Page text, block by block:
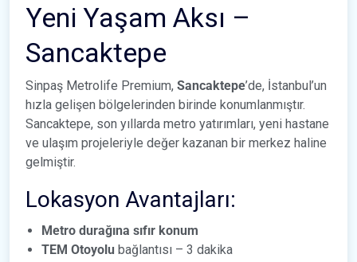
Yeni Yaşam Aksı –
Sancaktepe
Sinpaş Metrolife Premium, Sancaktepe’de, İstanbul’un
hızla gelişen bölgelerinden birinde konumlanmıştır.
Sancaktepe, son yıllarda metro yatırımları, yeni hastane
ve ulaşım projeleriyle değer kazanan bir merkez haline
gelmiştir.
Lokasyon Avantajları:
Metro durağına sıfır konum
TEM Otoyolu bağlantısı – 3 dakika